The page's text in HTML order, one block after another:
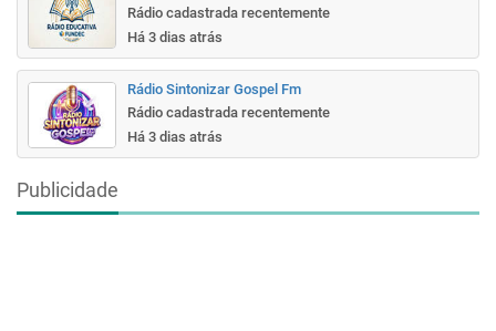
Rádio cadastrada recentemente
Há 3 dias atrás
Rádio Sintonizar Gospel Fm
Rádio cadastrada recentemente
Há 3 dias atrás
Publicidade